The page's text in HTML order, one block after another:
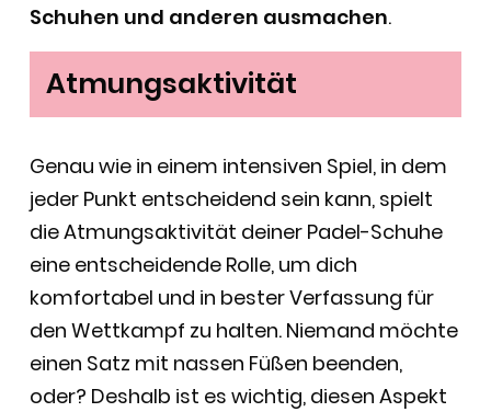
Schuhen und anderen ausmachen.
Atmungsaktivität
Genau wie in einem intensiven Spiel, in dem
jeder Punkt entscheidend sein kann, spielt
die Atmungsaktivität deiner Padel-Schuhe
eine entscheidende Rolle, um dich
komfortabel und in bester Verfassung für
den Wettkampf zu halten. Niemand möchte
einen Satz mit nassen Füßen beenden,
oder? Deshalb ist es wichtig, diesen Aspekt